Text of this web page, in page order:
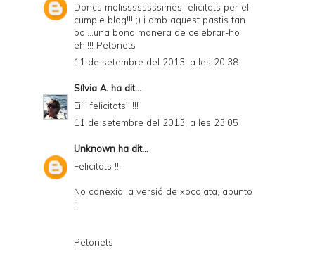
Doncs molissssssssimes felicitats per el
cumple blog!!! ;) i amb aquest pastis tan
bo....una bona manera de celebrar-ho
eh!!!! Petonets
11 de setembre del 2013, a les 20:38
Sílvia A. ha dit...
Eiii! felicitats!!!!!!
11 de setembre del 2013, a les 23:05
Unknown ha dit...
Felicitats !!!
No conexia la versió de xocolata, apunto
!!
Petonets